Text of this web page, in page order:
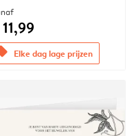
Elke dag lage prijzen